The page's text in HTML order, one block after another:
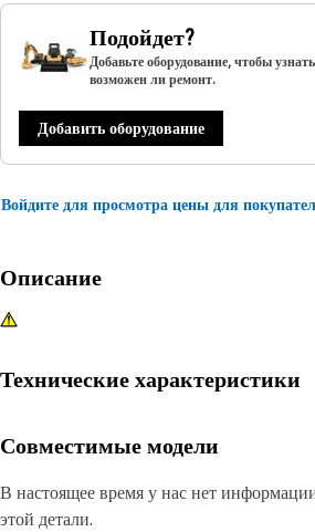
Подойдет?
Добавьте оборудование, чтобы
возможен ли ремонт.
Добавить оборудование
Войдите для просмотра цены для
Описание
Технические характеристики
Совместимые модели
В настоящее время у нас нет
этой детали.